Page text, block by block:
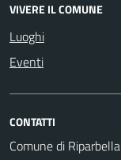
VIVERE IL COMUNE
Luoghi
Eventi
CONTATTI
Comune di Riparbella